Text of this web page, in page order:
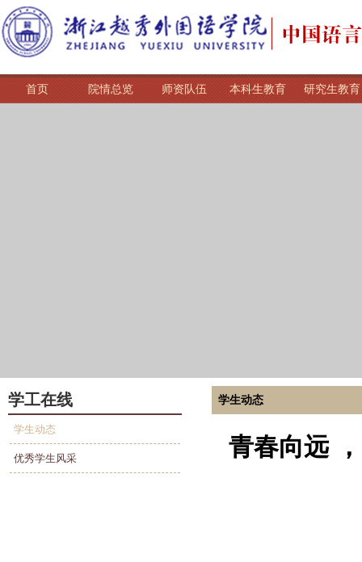
首页 院情总览 师资队伍 本科生教育 研究生教育
学工在线
学生动态
优秀学生风采
学生动态
青春向远